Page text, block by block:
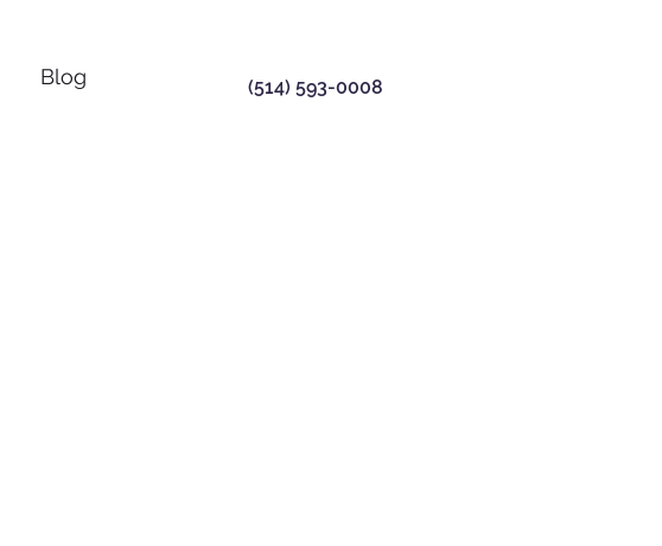
(514) 593-0008
Blog